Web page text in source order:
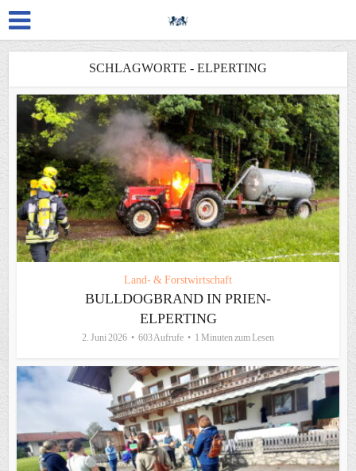
SCHLAGWORTE - ELPERTING
Land- & Forstwirtschaft
BULLDOGBRAND IN PRIEN-
ELPERTING
2. Juni 2026 603 Aufrufe 1 Minuten zum Lesen